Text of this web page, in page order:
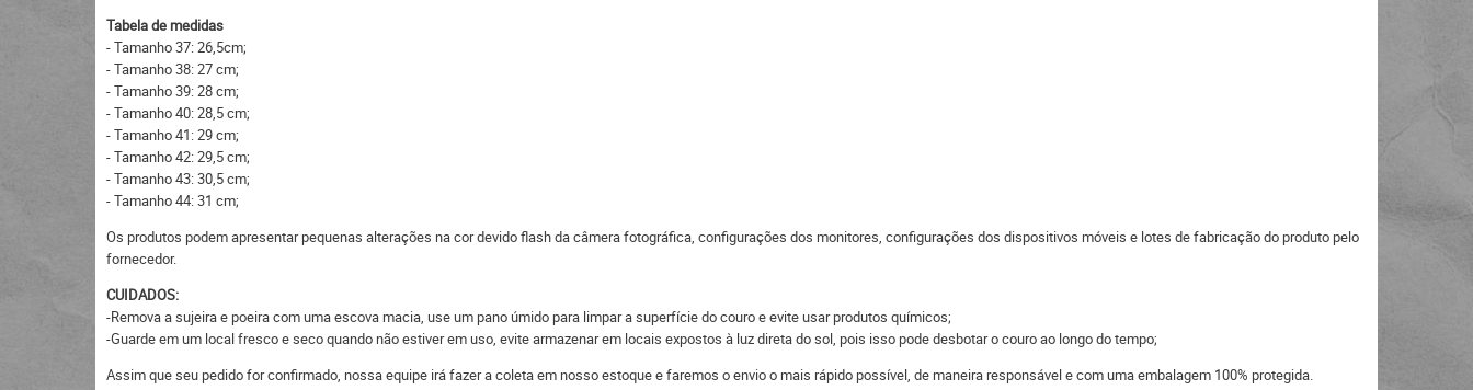
Tabela de medidas
- Tamanho 37: 26,5cm;
- Tamanho 38: 27 cm;
- Tamanho 39: 28 cm;
- Tamanho 40: 28,5 cm;
- Tamanho 41: 29 cm;
- Tamanho 42: 29,5 cm;
- Tamanho 43: 30,5 cm;
- Tamanho 44: 31 cm;
Os produtos podem apresentar pequenas alterações na cor devido flash da câmera fotográfica, configurações dos monitores, configurações dos dispositivos móveis e lotes de fabricação do produto pelo
fornecedor.
CUIDADOS:
-Remova a sujeira e poeira com uma escova macia, use um pano úmido para limpar a superfície do couro e evite usar produtos químicos;
-Guarde em um local fresco e seco quando não estiver em uso, evite armazenar em locais expostos à luz direta do sol, pois isso pode desbotar o couro ao longo do tempo;
Assim que seu pedido for confirmado, nossa equipe irá fazer a coleta em nosso estoque e faremos o envio o mais rápido possível, de maneira responsável e com uma embalagem 100% protegida.